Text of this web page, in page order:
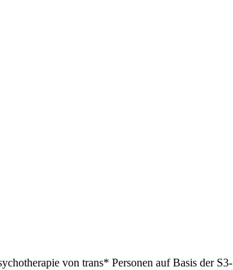
von trans* Personen auf Basis der S3-